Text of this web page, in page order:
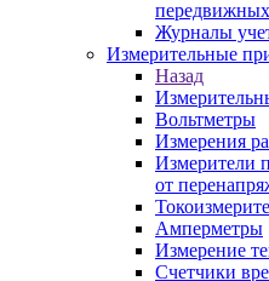
передвижных
Журналы
Измерительные
Назад
Вольтметры
Измерения
Измерители
от
Амперметры
Измерение
Счетчики